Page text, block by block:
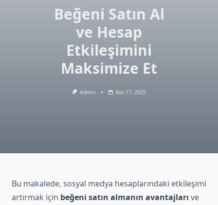
Beğeni Satın Al
ve Hesap
Etkileşimini
Maksimize Et
Admin Kas 17, 2025
Bu makalede, sosyal medya hesaplarındaki etkileşimi
artırmak için beğeni satın almanın avantajları ve